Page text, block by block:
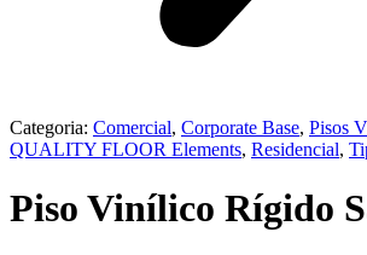
Categoria: Comercial, Corporate Base, ⁠Pisos
QUALITY FLOOR Elements, Residencial,
Piso Vinílico Rígido